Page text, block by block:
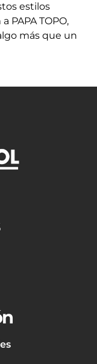
estilos
PAPA TOPO,
más que un